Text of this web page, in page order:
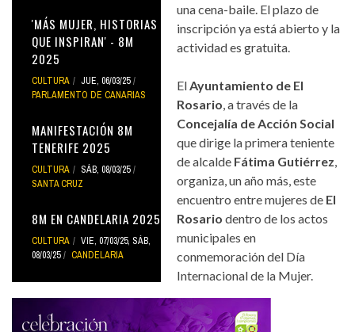
'MÁS MUJER, HISTORIAS
QUE INSPIRAN' - 8M
2025
CULTURA
JUE, 06/03/25
PARLAMENTO DE CANARIAS
MANIFESTACIÓN 8M
TENERIFE 2025
CULTURA
SÁB, 08/03/25
SANTA CRUZ
8M EN CANDELARIA 2025
CULTURA VIE, 07/03/25, SÁB,
08/03/25
CANDELARIA
una cena-baile. El plazo de
inscripción ya está abierto y la
actividad es gratuita.
ElAyuntamiento de El
Rosario, a través de la
Concejalía de Acción Social
que dirige la primera teniente
de alcalde Fátima Gutiérrez,
organiza, un año más, este
encuentro entre mujeres de El
Rosario dentro de los actos
municipales en
conmemoración del Día
Internacional de la Mujer.